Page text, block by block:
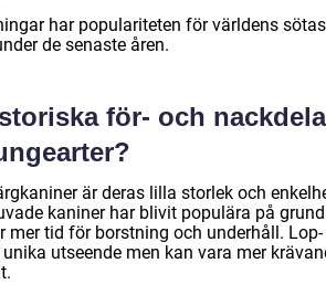
har populariteten för världens
de senaste åren.
för- och
är deras lilla storlek och
kaniner har blivit populära på
mer tid för borstning och underhåll. Lop-
utseende men kan vara mer